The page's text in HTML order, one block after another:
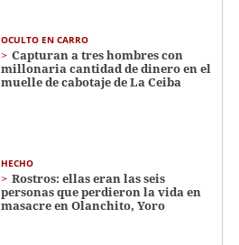
OCULTO EN CARRO
Capturan a tres hombres con
millonaria cantidad de dinero en el
muelle de cabotaje de La Ceiba
HECHO
Rostros: ellas eran las seis
personas que perdieron la vida en
masacre en Olanchito, Yoro